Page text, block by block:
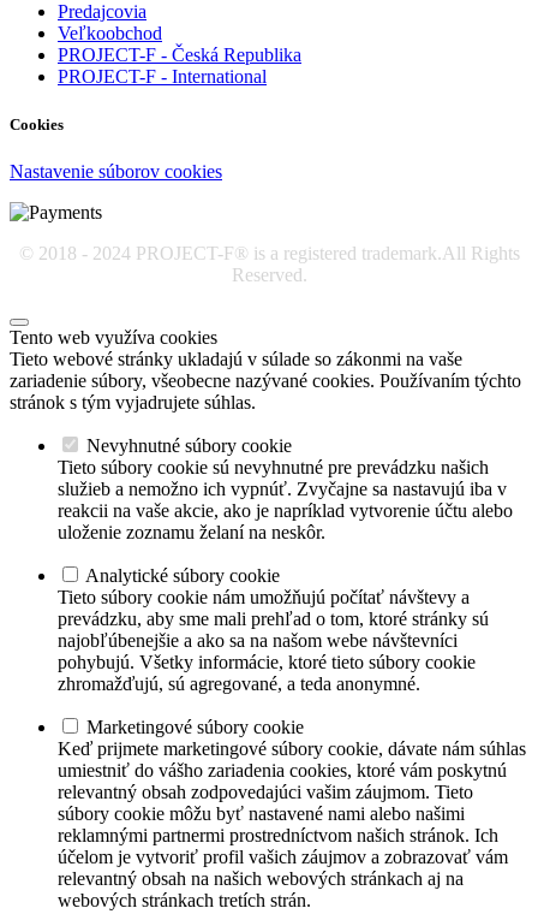
Predajcovia
Veľkoobchod
PROJECT-F - Česká Republika
PROJECT-F - International
Cookies
Nastavenie súborov cookies
© 2018 - 2024 PROJECT-F® is a registered trademark.All Rights
Reserved.
Tento web využíva cookies
Tieto webové stránky ukladajú v súlade so zákonmi na vaše
zariadenie súbory, všeobecne nazývané cookies. Používaním týchto
stránok s tým vyjadrujete súhlas.
Nevyhnutné súbory cookie
Tieto súbory cookie sú nevyhnutné pre prevádzku našich
služieb a nemožno ich vypnúť. Zvyčajne sa nastavujú iba v
reakcii na vaše akcie, ako je napríklad vytvorenie účtu alebo
uloženie zoznamu želaní na neskôr.
Analytické súbory cookie
Tieto súbory cookie nám umožňujú počítať návštevy a
prevádzku, aby sme mali prehľad o tom, ktoré stránky sú
najobľúbenejšie a ako sa na našom webe návštevníci
pohybujú. Všetky informácie, ktoré tieto súbory cookie
zhromažďujú, sú agregované, a teda anonymné.
Marketingové súbory cookie
Keď prijmete marketingové súbory cookie, dávate nám súhlas
umiestniť do vášho zariadenia cookies, ktoré vám poskytnú
relevantný obsah zodpovedajúci vašim záujmom. Tieto
súbory cookie môžu byť nastavené nami alebo našimi
reklamnými partnermi prostredníctvom našich stránok. Ich
účelom je vytvoriť profil vašich záujmov a zobrazovať vám
relevantný obsah na našich webových stránkach aj na
webových stránkach tretích strán.